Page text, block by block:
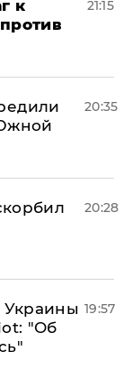
к
21:15
20:35
20:28
Украины
"Об
19:57